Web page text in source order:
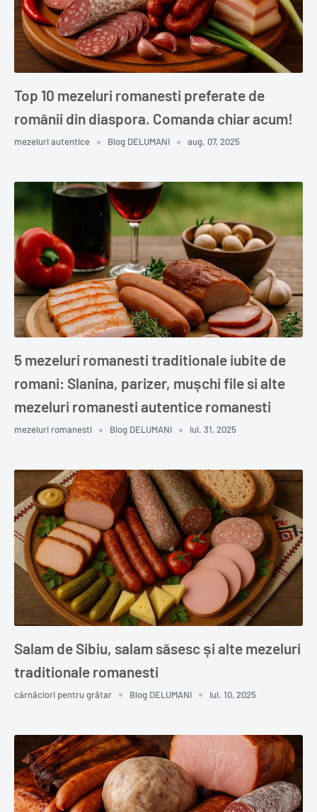
Top 10 mezeluri romanesti preferate de
românii din diaspora. Comanda chiar acum!
mezeluri autentice Blog DELUMANI aug. 07, 2025
5 mezeluri romanesti traditionale iubite de
romani: Slanina, parizer, mușchi file si alte
mezeluri romanesti autentice romanesti
mezeluri romanesti Blog DELUMANI iul. 31, 2025
Salam de Sibiu, salam săsesc și alte mezeluri
traditionale romanesti
cârnăciori pentru grătar Blog DELUMANI iul. 10, 2025